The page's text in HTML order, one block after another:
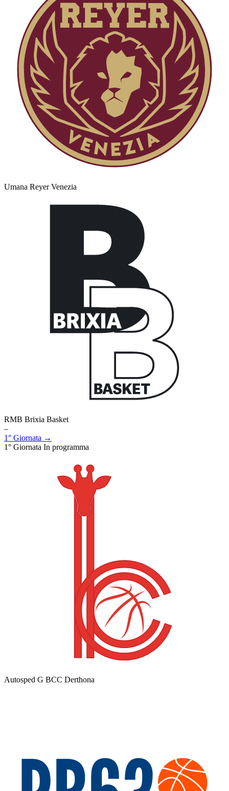
Umana Reyer Venezia
RMB Brixia Basket
–
1° Giornata →
1° Giornata In programma
Autosped G BCC Derthona